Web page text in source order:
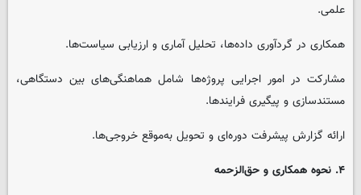
علمی.
همکاری در گردآوری داده‌ها، تحلیل آماری و ارزیابی سیاست‌ها.
مشارکت در امور اجرایی پروژه‌ها شامل هماهنگی‌های بین ‌دستگاهی،
مستندسازی و پیگیری فرایندها.
ارائه گزارش پیشرفت دوره‌ای و تحویل به‌موقع خروجی‌ها.
۴. نحوه همکاری و حق‌الزحمه